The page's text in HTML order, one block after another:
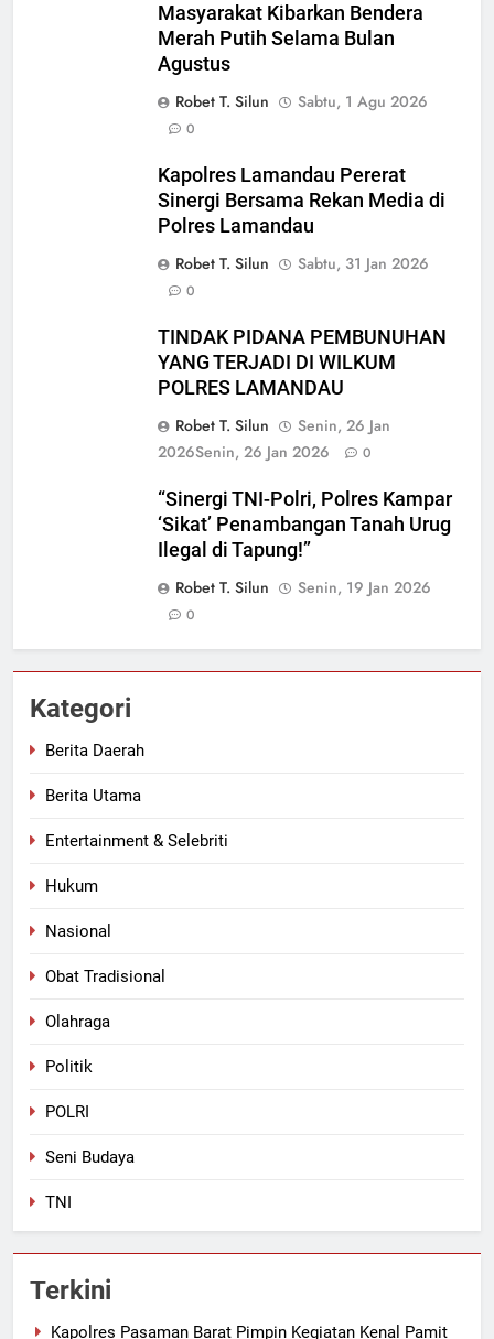
Masyarakat Kibarkan Bendera
Merah Putih Selama Bulan
Agustus
Robet T. Silun
Sabtu, 1 Agu 2026
0
Kapolres Lamandau Pererat
Sinergi Bersama Rekan Media di
Polres Lamandau
Robet T. Silun
Sabtu, 31 Jan 2026
0
TINDAK PIDANA PEMBUNUHAN
YANG TERJADI DI WILKUM
POLRES LAMANDAU
Robet T. Silun
Senin, 26 Jan
2026Senin, 26 Jan 2026 0
“Sinergi TNI-Polri, Polres Kampar
‘Sikat’ Penambangan Tanah Urug
Ilegal di Tapung!”
Robet T. Silun
Senin, 19 Jan 2026
0
Kategori
Berita Daerah
Berita Utama
Entertainment & Selebriti
Hukum
Nasional
Obat Tradisional
Olahraga
Politik
POLRI
Seni Budaya
TNI
Terkini
Kapolres Pasaman Barat Pimpin Kegiatan Kenal Pamit